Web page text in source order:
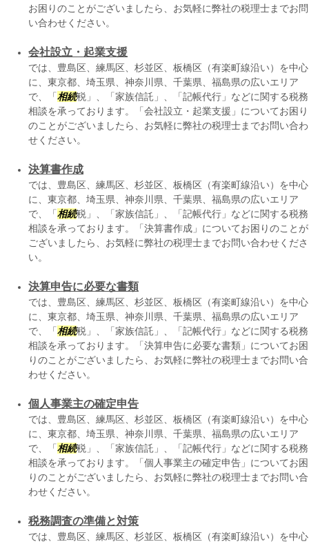
お困りのことがございましたら、お気軽に弊社の税理士までお問
い合わせください。
会社設立・起業支援
では、豊島区、練馬区、杉並区、板橋区（有楽町線沿い）を中心
に、東京都、埼玉県、神奈川県、千葉県、福島県の広いエリア
で、「 相続税」、「家族信託」、「記帳代行」などに関する税務
相談を承っております。「会社設立・起業支援」についてお困り
のことがございましたら、お気軽に弊社の税理士までお問い合わ
せください。
決算書作成
では、豊島区、練馬区、杉並区、板橋区（有楽町線沿い）を中心
に、東京都、埼玉県、神奈川県、千葉県、福島県の広いエリア
で、「 相続税」、「家族信託」、「記帳代行」などに関する税務
相談を承っております。「決算書作成」についてお困りのことが
ございましたら、お気軽に弊社の税理士までお問い合わせくださ
い。
決算申告に必要な書類
では、豊島区、練馬区、杉並区、板橋区（有楽町線沿い）を中心
に、東京都、埼玉県、神奈川県、千葉県、福島県の広いエリア
で、「 相続税」、「家族信託」、「記帳代行」などに関する税務
相談を承っております。「決算申告に必要な書類」についてお困
りのことがございましたら、お気軽に弊社の税理士までお問い合
わせください。
個人事業主の確定申告
では、豊島区、練馬区、杉並区、板橋区（有楽町線沿い）を中心
に、東京都、埼玉県、神奈川県、千葉県、福島県の広いエリア
で、「 相続税」、「家族信託」、「記帳代行」などに関する税務
相談を承っております。「個人事業主の確定申告」についてお困
りのことがございましたら、お気軽に弊社の税理士までお問い合
わせください。
税務調査の準備と対策
では、豊島区、練馬区、杉並区、板橋区（有楽町線沿い）を中心